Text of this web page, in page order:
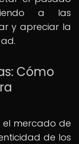
a las
y apreciar la
Cómo
el mercado de
de los